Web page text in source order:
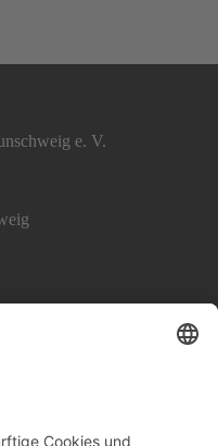
e. V.